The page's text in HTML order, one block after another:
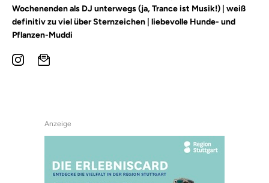
Wochenenden als DJ unterwegs (ja, Trance ist Musik!) | weiß
definitiv zu viel über Sternzeichen | liebevolle Hunde- und
Pflanzen-Muddi
Anzeige